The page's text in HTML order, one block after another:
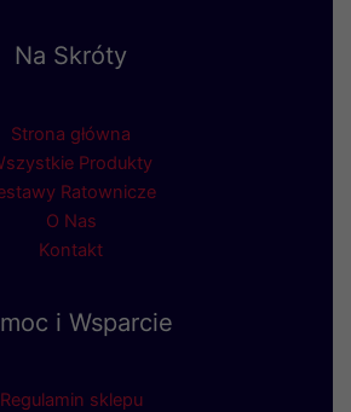
Na Skróty
Strona główna
Produkty
Ratownicze
O Nas
Kontakt
i Wsparcie
Regulamin sklepu